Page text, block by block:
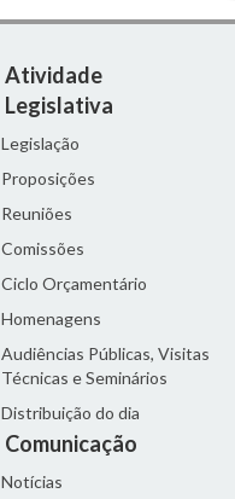
Atividade
Legislativa
Legislação
Proposições
Reuniões
Comissões
Ciclo Orçamentário
Homenagens
Audiências Públicas, Visitas
Técnicas e Seminários
Distribuição do dia
Comunicação
Notícias